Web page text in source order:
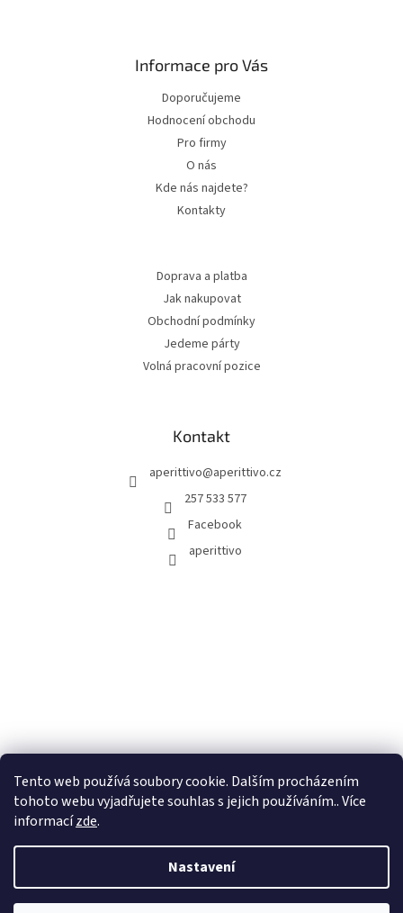
Tento web používá soubory cookie. Dalším procházením
tohoto webu vyjadřujete souhlas s jejich používáním.. Více
informacízde.
Nastavení
Informace pro Vás
Doporučujeme
Hodnocení obchodu
Pro firmy
O nás
Kde nás najdete?
Kontakty
Doprava a platba
Jak nakupovat
Obchodní podmínky
Jedeme párty
Volná pracovní pozice
Kontakt
aperittivo@aperittivo.cz
257 533 577
Facebook
aperittivo
Vytvořil Shoptet